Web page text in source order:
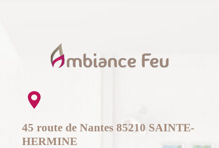
45 route de Nantes 85210 SAINTE-
HERMINE